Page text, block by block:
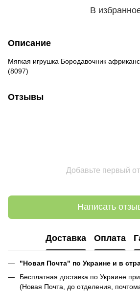
В
Описание
Мягкая игрушка Бородавочник
(8097)
Отзывы
Добавьте первый
Написать
Доставка Оплата
"Новая Почта" по Украине и в
Бесплатная доставка по Украине
(Новая Почта, до отделения,